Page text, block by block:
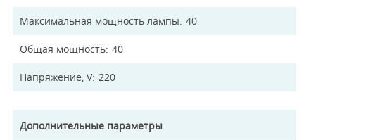
Максимальная мощность лампы 40
Общая мощность 40
Напряжение, V 220
Дополнительные параметры